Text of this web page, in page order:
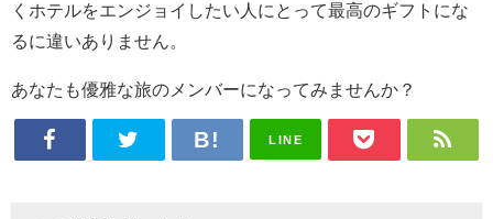
くホテルをエンジョイしたい人にとって最高のギフトにな
るに違いありません。
あなたも優雅な旅のメンバーになってみませんか？
LINE